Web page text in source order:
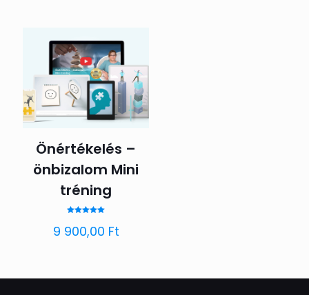
Önértékelés –
önbizalom Mini
tréning
5.00
/ 5
9 900,00 Ft